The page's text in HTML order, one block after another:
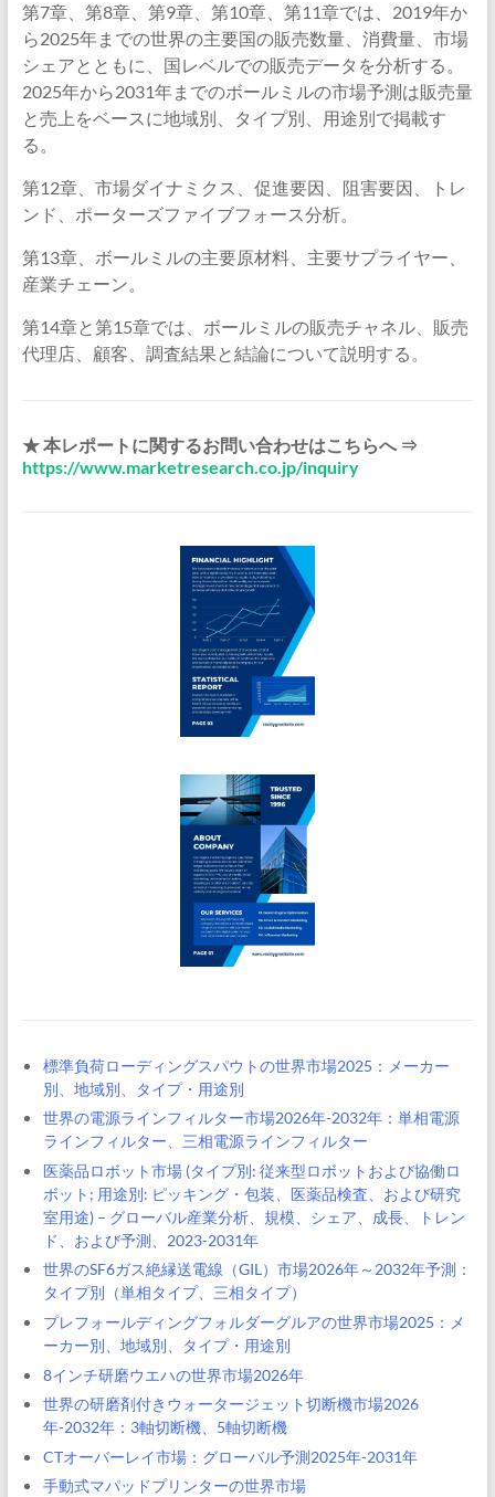
第7章、第8章、第9章、第10章、第11章では、2019年か
ら2025年までの世界の主要国の販売数量、消費量、市場
シェアとともに、国レベルでの販売データを分析する。
2025年から2031年までのボールミルの市場予測は販売量
と売上をベースに地域別、タイプ別、用途別で掲載す
る。
第12章、市場ダイナミクス、促進要因、阻害要因、トレ
ンド、ポーターズファイブフォース分析。
第13章、ボールミルの主要原材料、主要サプライヤー、
産業チェーン。
第14章と第15章では、ボールミルの販売チャネル、販売
代理店、顧客、調査結果と結論について説明する。
★ 本レポートに関するお問い合わせはこちらへ ⇒
https://www.marketresearch.co.jp/inquiry
標準負荷ローディングスパウトの世界市場2025：メーカー
別、地域別、タイプ・用途別
世界の電源ラインフィルター市場2026年-2032年：単相電源
ラインフィルター、三相電源ラインフィルター
医薬品ロボット市場 (タイプ別: 従来型ロボットおよび協働ロ
ボット; 用途別: ピッキング・包装、医薬品検査、および研究
室用途) – グローバル産業分析、規模、シェア、成長、トレン
ド、および予測、2023-2031年
世界のSF6ガス絶縁送電線（GIL）市場2026年～2032年予測：
タイプ別（単相タイプ、三相タイプ）
プレフォールディングフォルダーグルアの世界市場2025：メ
ーカー別、地域別、タイプ・用途別
8インチ研磨ウエハの世界市場2026年
世界の研磨剤付きウォータージェット切断機市場2026
年-2032年：3軸切断機、5軸切断機
CTオーバーレイ市場：グローバル予測2025年-2031年
手動式マパッドプリンターの世界市場